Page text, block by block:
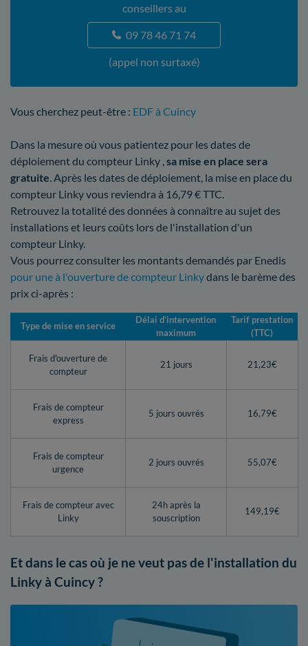
conseillers au
09 78 46 71 74
(appel non surtaxé)
Vous cherchez peut-être : EDF à Cuincy
Dans la mesure où vous patientez pour les dates de
déploiement du compteur Linky ,sa mise en place sera
gratuite. Après les dates de déploiement, la mise en place du
compteur Linky vous reviendra à 16,79 € TTC.
Retrouvez la totalité des données à connaître au sujet des
installations et leurs coûts lors de l'installation d'un
compteur Linky.
Vous pourrez consulter les montants demandés par Enedis
pour une à l'ouverture de compteur Linkydans le barème des
prix ci-après :
Type de mise en service
Délai d’intervention
maximum
Tarif prestation
(TTC)
Frais d'ouverture de
compteur
21 jours 21,23€
Frais de compteur
express
5 jours ouvrés 16,79€
Frais de compteur
urgence
2 jours ouvrés 55,07€
Frais de compteur avec
Linky
24h après la
souscription
149,19€
Et dans le cas où je ne veut pas de l'installation du
Linky à Cuincy ?